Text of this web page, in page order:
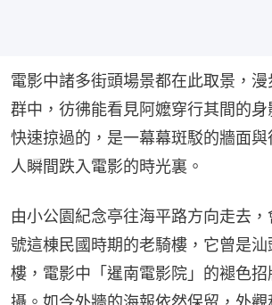
電影中諸多街頭場景都在此取景，
群中，彷彿能看見阿嬤穿行其間的
快速掠過的，是一幕幕斑駁的牆面
人瞬間跌入電影的時光裏。
由小公園紀念亭往海平路方向走去
號這棟民國時期的老騎樓，它曾是
樓，電影中「暹南電影院」的褪色